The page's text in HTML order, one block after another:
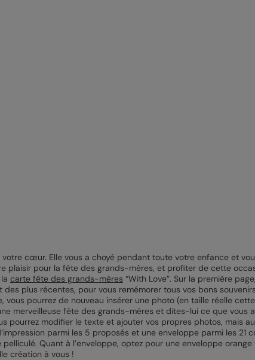
cœur. Elle vous a choyé pendant toute votre enfance et
plaisir pour la fête des grands-mères, et profiter de cette
carte fête des grands-mères “With Love”. Sur la première
plus récentes, pour vous remémorer tous vos bons
vous pourrez de nouveau insérer une photo (en taille réelle
merveilleuse fête des grands-mères et dites-lui ce que
pourrez modifier le texte et ajouter vos propres photos, mais
parmi les 5 proposés et une enveloppe parmi les 21
Quant à l’enveloppe, optez pour une enveloppe
création à vous !